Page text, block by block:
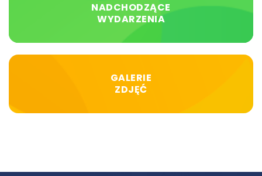
NADCHODZĄCE
WYDARZENIA
GALERIE
ZDJĘĆ